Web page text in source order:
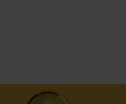
S